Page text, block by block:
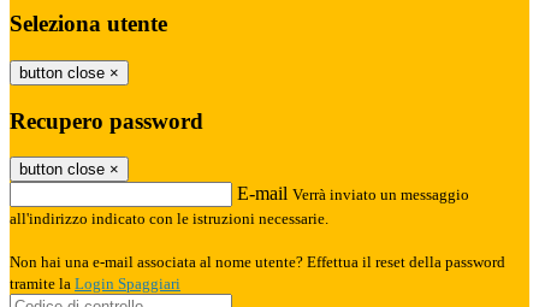
Seleziona utente
button close ×
Recupero password
button close ×
E-mail Verrà inviato un messaggio
all'indirizzo indicato con le istruzioni necessarie.
Non hai una e-mail associata al nome utente? Effettua il reset della password
tramite la Login Spaggiari